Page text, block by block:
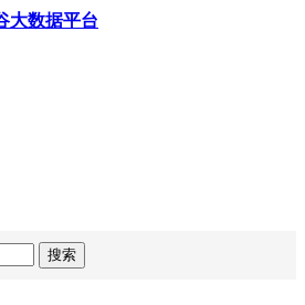
大数据平台
搜索